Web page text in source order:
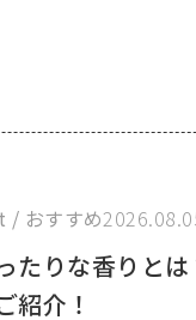
/ おすすめ
たりな香りと
紹介！